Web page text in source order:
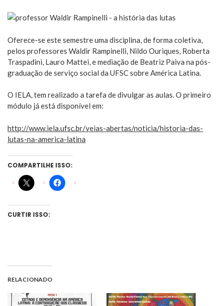
Oferece-se este semestre uma disciplina, de forma coletiva,
pelos professores Waldir Rampinelli, Nildo Ouriques, Roberta
Traspadini, Lauro Mattei, e mediação de Beatriz Paiva na pós-
graduação de serviço social da UFSC sobre América Latina.
O IELA, tem realizado a tarefa de divulgar as aulas. O primeiro
módulo já está disponível em:
http://www.iela.ufsc.br/veias-abertas/noticia/historia-das-
lutas-na-america-latina
COMPARTILHE ISSO:
CURTIR ISSO:
RELACIONADO